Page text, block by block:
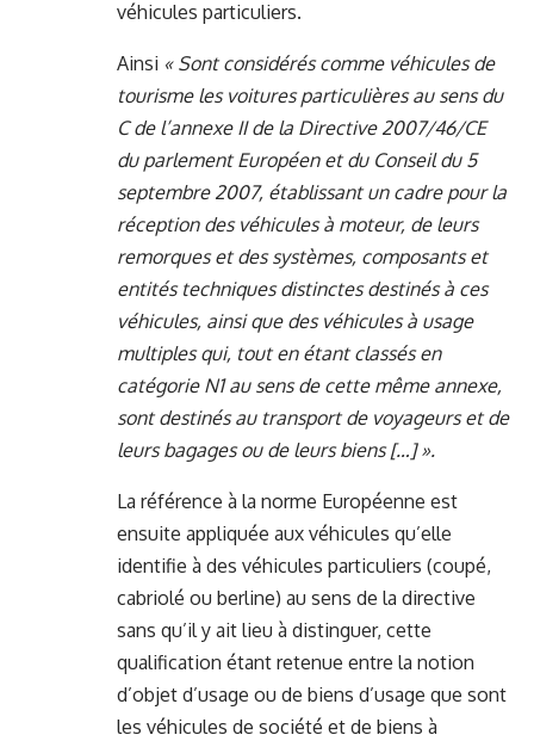
véhicules particuliers.
Ainsi « Sont considérés comme véhicules de
tourisme les voitures particulières au sens du
C de l’annexe II de la Directive 2007/46/CE
du parlement Européen et du Conseil du 5
septembre 2007, établissant un cadre pour la
réception des véhicules à moteur, de leurs
remorques et des systèmes, composants et
entités techniques distinctes destinés à ces
véhicules, ainsi que des véhicules à usage
multiples qui, tout en étant classés en
catégorie N1 au sens de cette même annexe,
sont destinés au transport de voyageurs et de
leurs bagages ou de leurs biens […] ».
La référence à la norme Européenne est
ensuite appliquée aux véhicules qu’elle
identifie à des véhicules particuliers (coupé,
cabriolé ou berline) au sens de la directive
sans qu’il y ait lieu à distinguer, cette
qualification étant retenue entre la notion
d’objet d’usage ou de biens d’usage que sont
les véhicules de société et de biens à